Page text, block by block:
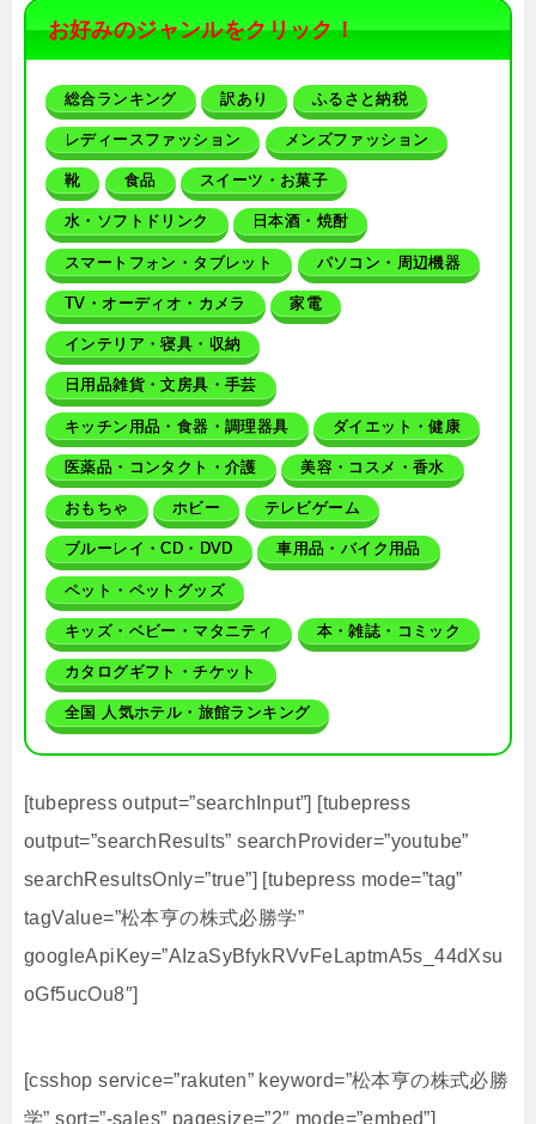
お好みのジャンルをクリック！
総合ランキング 訳あり ふるさと納税
レディースファッション メンズファッション
靴 食品 スイーツ・お菓子
水・ソフトドリンク 日本酒・焼酎
スマートフォン・タブレット パソコン・周辺機器
TV・オーディオ・カメラ 家電
インテリア・寝具・収納
日用品雑貨・文房具・手芸
キッチン用品・食器・調理器具 ダイエット・健康
医薬品・コンタクト・介護 美容・コスメ・香水
おもちゃ ホビー テレビゲーム
ブルーレイ・CD・DVD 車用品・バイク用品
ペット・ペットグッズ
キッズ・ベビー・マタニティ 本・雑誌・コミック
カタログギフト・チケット
全国 人気ホテル・旅館ランキング
[tubepress output=”searchInput”] [tubepress
output=”searchResults” searchProvider=”youtube”
searchResultsOnly=”true”] [tubepress mode=”tag”
tagValue=”松本亨の株式必勝学”
googleApiKey=”AIzaSyBfykRVvFeLaptmA5s_44dXsu
oGf5ucOu8″]
[csshop service=”rakuten” keyword=”松本亨の株式必勝
学” sort=”-sales” pagesize=”2″ mode=”embed”]